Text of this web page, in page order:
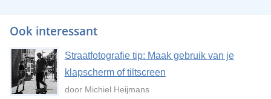
Ook interessant
Straatfotografie tip: Maak gebruik van je
klapscherm of tiltscreen
door Michiel Heijmans